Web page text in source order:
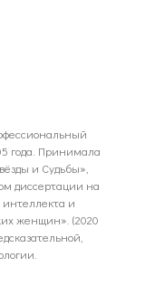
года. Принимала
и Судьбы»,
диссертации на
интеллекта и
женщин». (2020